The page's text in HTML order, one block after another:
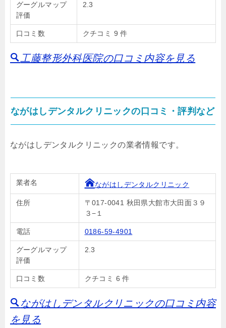
グーグルマップ
評価
2.3
口コミ数 クチコミ 9 件
工藤整形外科医院の口コミ内容を見る
ながはしデンタルクリニックの口コミ・評判など
ながはしデンタルクリニックの業者情報です。
業者名 ながはしデンタルクリニック
住所
〒017-0041 秋田県大館市大田面３９
３−１
電話 0186-59-4901
グーグルマップ
評価
2.3
口コミ数 クチコミ 6 件
ながはしデンタルクリニックの口コミ内容
を見る